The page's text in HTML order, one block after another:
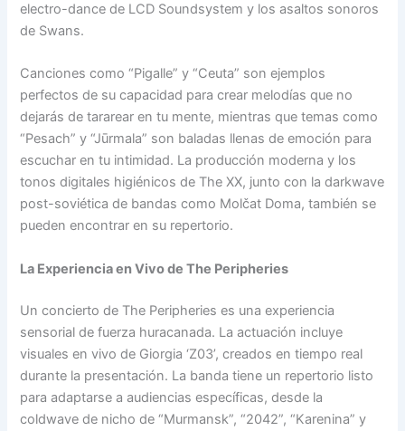
electro-dance de LCD Soundsystem y los asaltos sonoros
de Swans.
Canciones como “Pigalle” y “Ceuta” son ejemplos
perfectos de su capacidad para crear melodías que no
dejarás de tararear en tu mente, mientras que temas como
“Pesach” y “Jūrmala” son baladas llenas de emoción para
escuchar en tu intimidad. La producción moderna y los
tonos digitales higiénicos de The XX, junto con la darkwave
post-soviética de bandas como Molčat Doma, también se
pueden encontrar en su repertorio.
La Experiencia en Vivo de The Peripheries
Un concierto de The Peripheries es una experiencia
sensorial de fuerza huracanada. La actuación incluye
visuales en vivo de Giorgia ‘Z03’, creados en tiempo real
durante la presentación. La banda tiene un repertorio listo
para adaptarse a audiencias específicas, desde la
coldwave de nicho de “Murmansk”, “2042”, “Karenina” y